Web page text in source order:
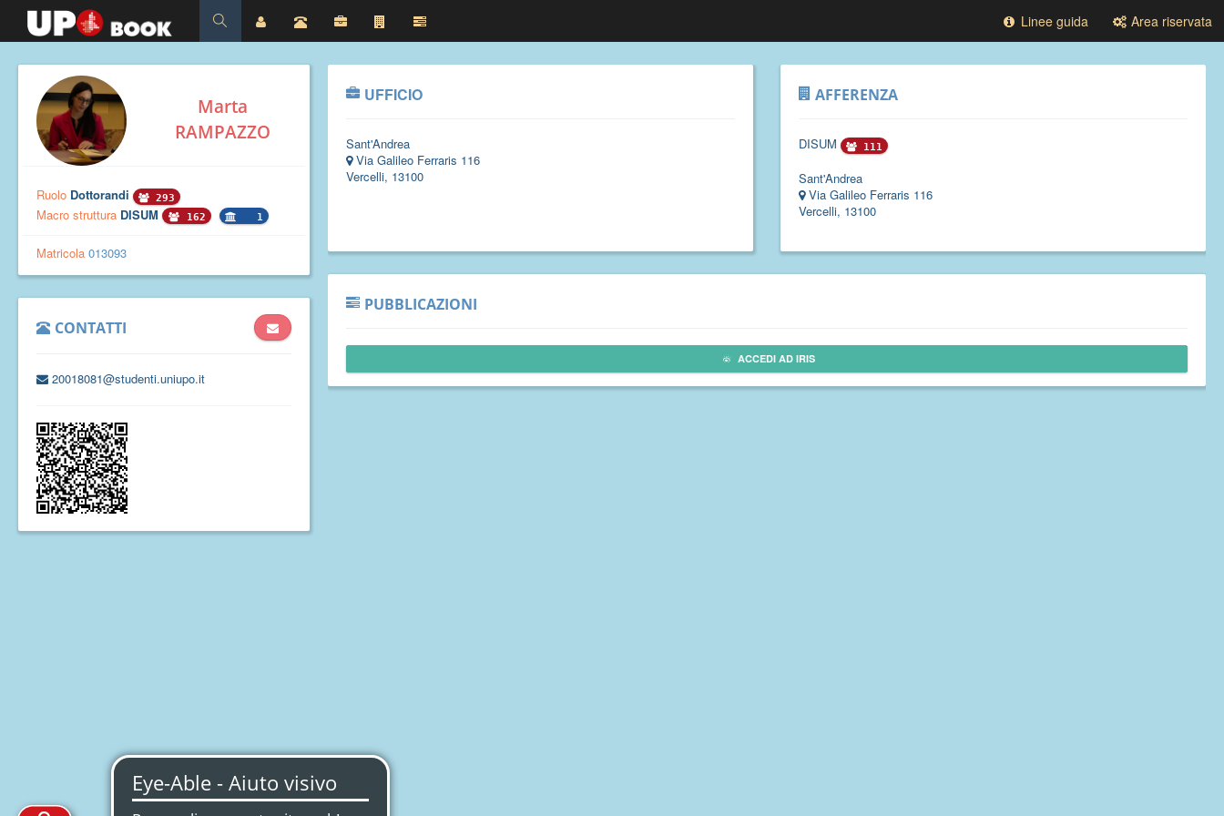
Linee guida Area riservata
Marta
RAMPAZZO
Ruolo Dottorandi 293
Macro struttura DISUM 162 1
Matricola 013093
CONTATTI
20018081@studenti.uniupo.it
UFFICIO
Sant'Andrea
Via Galileo Ferraris 116
Vercelli, 13100
AFFERENZA
DISUM 111
Sant'Andrea
Via Galileo Ferraris 116
Vercelli, 13100
PUBBLICAZIONI
ACCEDI AD IRIS